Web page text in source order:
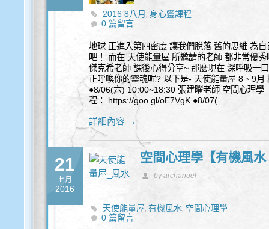
2016 8八月 ,身心靈課程
0 篇留言
地球 正進入第四密度 讓我們脫落 舊的思維 為
吧！ 而在 天使能量屋 所邀請的老師 都非常優
傑克希老師 課後心得分享~ 那麼現在 深呼吸一
正呼喚你的靈魂呢? 以下是- 天使能量屋 8、9
●8/06(六) 10:00~18:30 張建曜老師 空間心理學
程： https://goo.gl/oE7VgK ●8/07(
詳細內容 →
21
七月
2016
空間心理學【有機風
by archangel
天使能量屋,有機風水, 空間心理學
0 篇留言